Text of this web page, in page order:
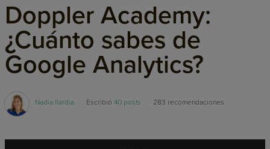
Doppler Academy:
¿Cuánto sabes de
Google Analytics?
Nadia Ilardia Escribió40 posts 283 recomendaciones